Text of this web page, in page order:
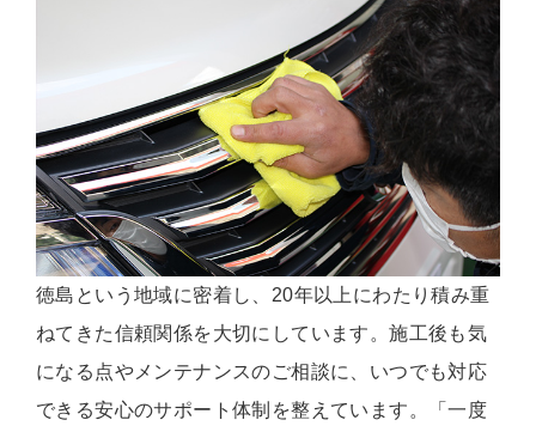
徳島という地域に密着し、20年以上にわたり積み重
ねてきた信頼関係を大切にしています。施工後も気
になる点やメンテナンスのご相談に、いつでも対応
できる安心のサポート体制を整えています。「一度